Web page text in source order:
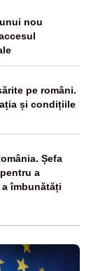
nou
pe români.
și condițiile
Șefa
a
îmbunătăți